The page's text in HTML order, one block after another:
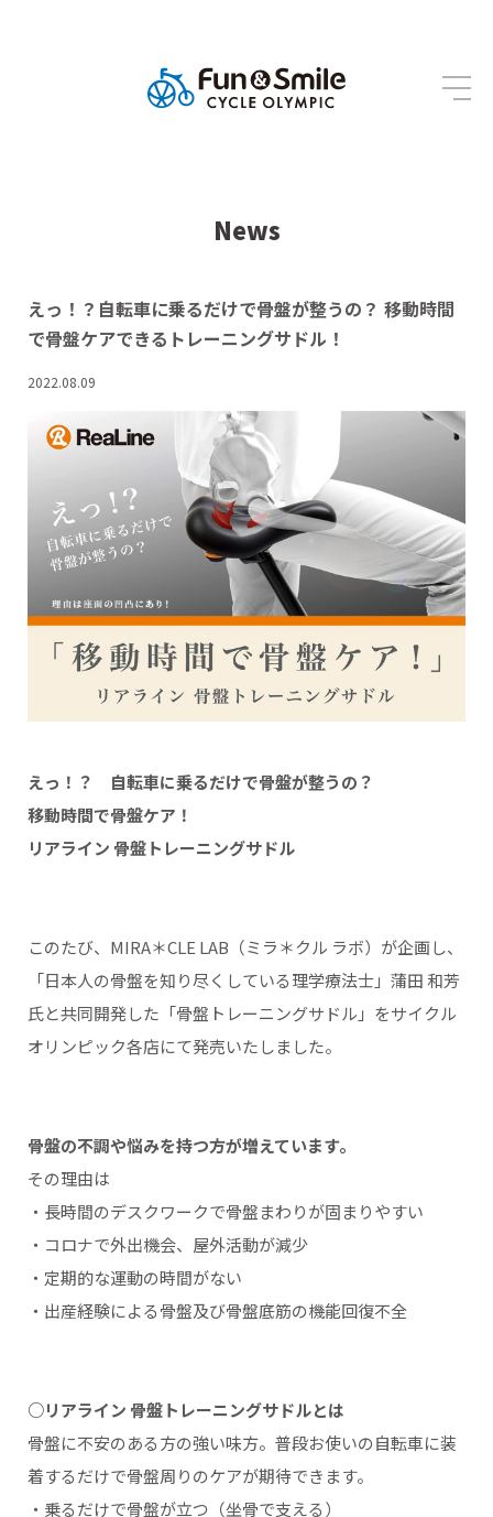
News
えっ！？自転車に乗るだけで骨盤が整うの？ 移動時間
で骨盤ケアできるトレーニングサドル！
2022.08.09
えっ！？ 自転車に乗るだけで骨盤が整うの？
移動時間で骨盤ケア！
リアライン 骨盤トレーニングサドル
このたび、MIRA＊CLE LAB（ミラ＊クル ラボ）が企画し、
「日本人の骨盤を知り尽くしている理学療法士」蒲田 和芳
氏と共同開発した「骨盤トレーニングサドル」をサイクル
オリンピック各店にて発売いたしました。
骨盤の不調や悩みを持つ方が増えています。
その理由は
・長時間のデスクワークで骨盤まわりが固まりやすい
・コロナで外出機会、屋外活動が減少
・定期的な運動の時間がない
・出産経験による骨盤及び骨盤底筋の機能回復不全
○リアライン 骨盤トレーニングサドルとは
骨盤に不安のある方の強い味方。普段お使いの自転車に装
着するだけで骨盤周りのケアが期待できます。
・乗るだけで骨盤が立つ（坐骨で支える）